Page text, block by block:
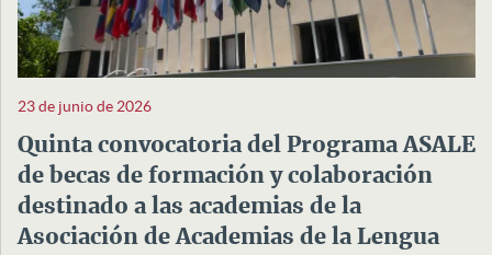
23 de junio de 2026
Quinta convocatoria del Programa ASALE
de becas de formación y colaboración
destinado a las academias de la
Asociación de Academias de la Lengua